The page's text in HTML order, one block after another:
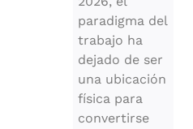
paradigma del
trabajo ha
dejado de ser
una ubicación
física para
convertirse